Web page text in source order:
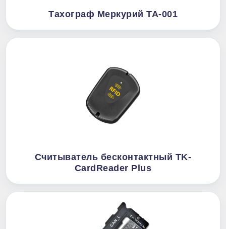
Тахограф Меркурий ТА-001
Считыватель бесконтактный TK-
CardReader Plus